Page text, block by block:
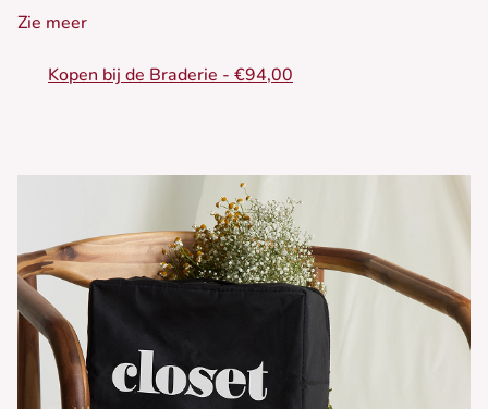
• Aansluitende pasvorm
• V-hals
Zie meer
Kopen bij de Braderie - €94,00